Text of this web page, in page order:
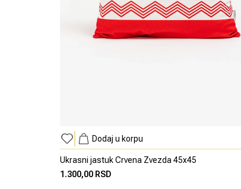
Dodaj u korpu
Ukrasni jastuk Crvena Zvezda 45x45
1.300,00 RSD